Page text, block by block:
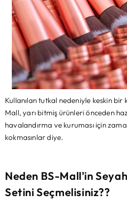
Kullanılan tutkal nedeniyle keskin bir
Mall, yarı bitmiş ürünleri önceden
havalandırma ve kuruması için
kokmasınlar diye.
Neden BS-Mall'in
Setini Seçmelisiniz??